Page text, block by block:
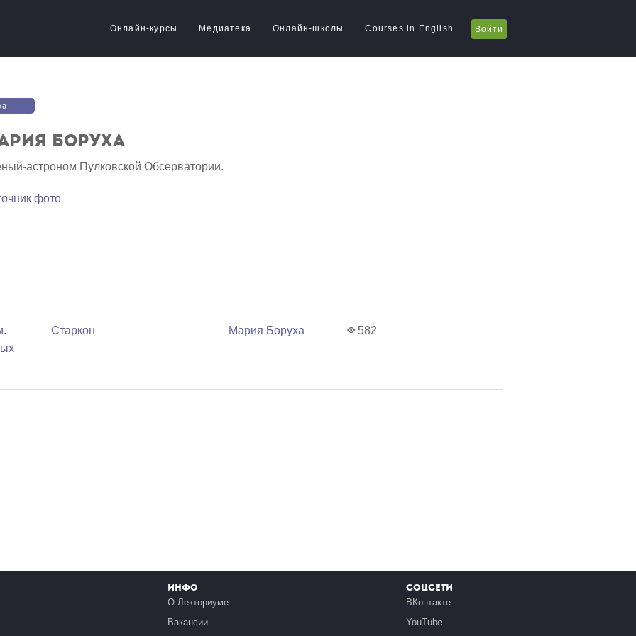
Онлайн-курсы Медиатека Онлайн-школы Courses in English Войти
Боруха
астроном Пулковской Обсерватории.
фото
Старкон Мария Боруха 582
Инфо
О Лекториуме
Вакансии
Соцсети
ВКонтакте
YouTube